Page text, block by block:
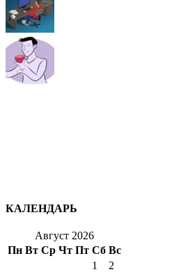
КАЛЕНДАРЬ
Август 2026
Пн Вт Ср Чт Пт Сб Вс
1
2